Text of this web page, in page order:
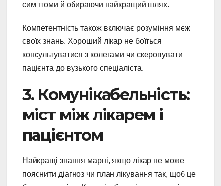
симптоми й обираючи найкращий шлях.
Компетентність також включає розуміння меж
своїх знань. Хороший лікар не боїться
консультуватися з колегами чи скеровувати
пацієнта до вузького спеціаліста.
3. Комунікабельність:
міст між лікарем і
пацієнтом
Найкращі знання марні, якщо лікар не може
пояснити діагноз чи план лікування так, щоб це